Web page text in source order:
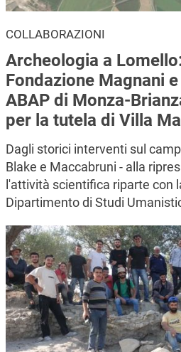
COLLABORAZIONI
Archeologia a
Fondazione Magnani
ABAP di Monza-
per la tutela di Villa
Dagli storici interventi sul
Blake e Maccabruni - alla
l'attività scientifica riparte con
Dipartimento di Studi